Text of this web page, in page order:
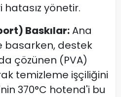
yönetir.
Baskılar:Ana
basarken, destek
çözünen (PVA)
temizleme işçiliğini
370°C hotend'i bu